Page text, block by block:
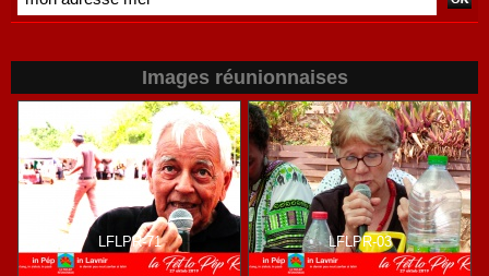
Images réunionnaises
LFLPR-71 LFLPR-03